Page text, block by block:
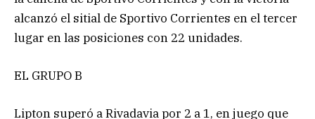
alcanzó el sitial de Sportivo Corrientes en el tercer
lugar en las posiciones con 22 unidades.
EL GRUPO B
Lipton superó a Rivadavia por 2 a 1, en juego que